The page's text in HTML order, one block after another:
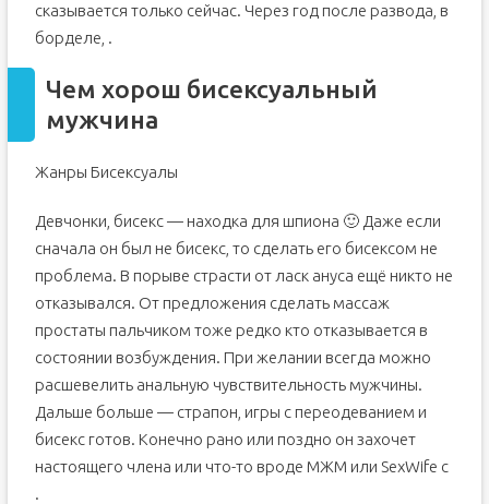
сказывается только сейчас. Через год после развода, в
борделе, .
Чем хорош бисексуальный
мужчина
Жанры Бисексуалы
Девчонки, бисекс — находка для шпиона 🙂 Даже если
сначала он был не бисекс, то сделать его бисексом не
проблема. В порыве страсти от ласк ануса ещё никто не
отказывался. От предложения сделать массаж
простаты пальчиком тоже редко кто отказывается в
состоянии возбуждения. При желании всегда можно
расшевелить анальную чувствительность мужчины.
Дальше больше — страпон, игры с переодеванием и
бисекс готов. Конечно рано или поздно он захочет
настоящего члена или что-то вроде МЖМ или SexWife с
.